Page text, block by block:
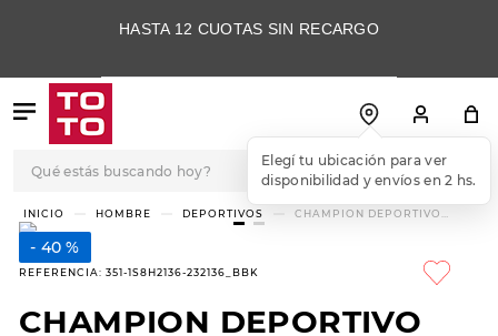
HASTA 12 CUOTAS SIN RECARGO
Elegí tu ubicación para ver
disponibilidad y envíos en 2 hs.
HOMBRE DEPORTIVOS
CHAMPION DEPORTIVO
40 %
REFERENCIA: 351-1S8H2136-232136_BBK
CHAMPION DEPORTIVO
TÉRMINOS MÁS
BUSCADOS